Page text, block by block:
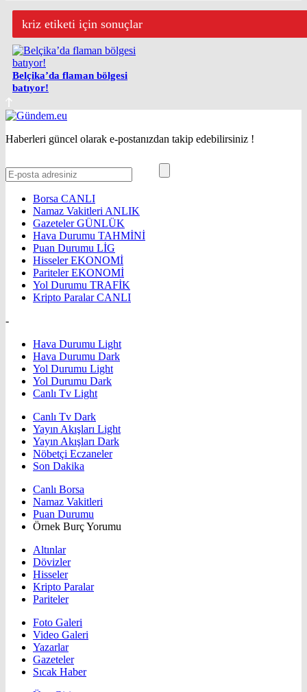
kriz etiketi için sonuçlar
Belçika’da flaman bölgesi
batıyor!
Haberleri güncel olarak e-postanızdan takip edebilirsiniz !
Borsa CANLI
Namaz Vakitleri ANLIK
GazetelerGÜNLÜK
Hava Durumu TAHMİNİ
Puan Durumu LİG
HisselerEKONOMİ
ParitelerEKONOMİ
Yol Durumu TRAFİK
Kripto ParalarCANLI
-
Hava Durumu Light
Hava Durumu Dark
Yol Durumu Light
Yol Durumu Dark
Canlı Tv Light
Canlı Tv Dark
Yayın Akışları Light
Yayın Akışları Dark
Nöbetçi Eczaneler
Son Dakika
Canlı Borsa
Namaz Vakitleri
Puan Durumu
Örnek Burç Yorumu
Altınlar
Dövizler
Hisseler
Kripto Paralar
Pariteler
Foto Galeri
Video Galeri
Yazarlar
Gazeteler
Sıcak Haber